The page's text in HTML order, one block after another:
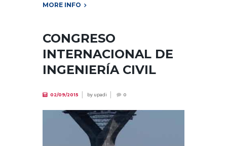
MORE INFO
CONGRESO
INTERNACIONAL DE
INGENIERÍA CIVIL
02/09/2015 byupadi 0